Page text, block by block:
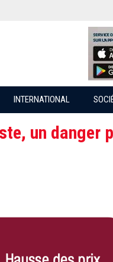
INTERNATIONAL
un danger